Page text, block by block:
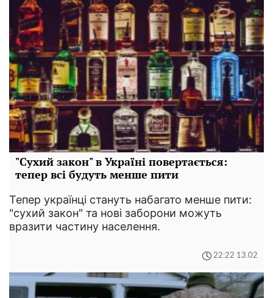
"Сухий закон" в Україні повертається:
тепер всі будуть менше пити
Тепер українці стануть набагато менше пити:
"сухий закон" та нові заборони можуть
вразити частину населення.
22:22 13.02